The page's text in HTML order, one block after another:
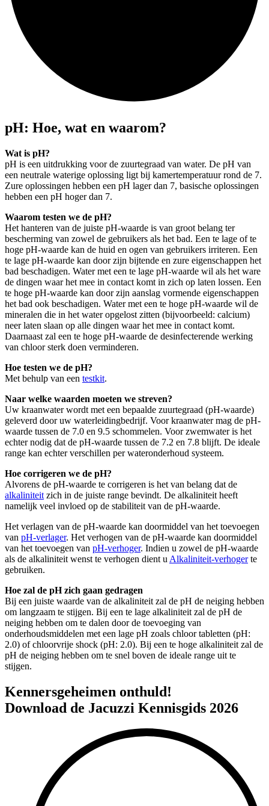
pH: Hoe, wat en waarom?
Wat is pH?
pH is een uitdrukking voor de zuurtegraad van water. De pH van
een neutrale waterige oplossing ligt bij kamertemperatuur rond de 7.
Zure oplossingen hebben een pH lager dan 7, basische oplossingen
hebben een pH hoger dan 7.
Waarom testen we de pH?
Het hanteren van de juiste pH-waarde is van groot belang ter
bescherming van zowel de gebruikers als het bad. Een te lage of te
hoge pH-waarde kan de huid en ogen van gebruikers irriteren. Een
te lage pH-waarde kan door zijn bijtende en zure eigenschappen het
bad beschadigen. Water met een te lage pH-waarde wil als het ware
de dingen waar het mee in contact komt in zich op laten lossen. Een
te hoge pH-waarde kan door zijn aanslag vormende eigenschappen
het bad ook beschadigen. Water met een te hoge pH-waarde wil de
mineralen die in het water opgelost zitten (bijvoorbeeld: calcium)
neer laten slaan op alle dingen waar het mee in contact komt.
Daarnaast zal een te hoge pH-waarde de desinfecterende werking
van chloor sterk doen verminderen.
Hoe testen we de pH?
Met behulp van een testkit.
Naar welke waarden moeten we streven?
Uw kraanwater wordt met een bepaalde zuurtegraad (pH-waarde)
geleverd door uw waterleidingbedrijf. Voor kraanwater mag de pH-
waarde tussen de 7.0 en 9.5 schommelen. Voor zwemwater is het
echter nodig dat de pH-waarde tussen de 7.2 en 7.8 blijft. De ideale
range kan echter verschillen per wateronderhoud systeem.
Hoe corrigeren we de pH?
Alvorens de pH-waarde te corrigeren is het van belang dat de
alkaliniteit zich in de juiste range bevindt. De alkaliniteit heeft
namelijk veel invloed op de stabiliteit van de pH-waarde.
Het verlagen van de pH-waarde kan doormiddel van het toevoegen
van pH-verlager. Het verhogen van de pH-waarde kan doormiddel
van het toevoegen van pH-verhoger. Indien u zowel de pH-waarde
als de alkaliniteit wenst te verhogen dient u Alkaliniteit-verhogerte
gebruiken.
Hoe zal de pH zich gaan gedragen
Bij een juiste waarde van de alkaliniteit zal de pH de neiging hebben
om langzaam te stijgen. Bij een te lage alkaliniteit zal de pH de
neiging hebben om te dalen door de toevoeging van
onderhoudsmiddelen met een lage pH zoals chloor tabletten (pH:
2.0) of chloorvrije shock (pH: 2.0). Bij een te hoge alkaliniteit zal de
pH de neiging hebben om te snel boven de ideale range uit te
stijgen.
Kennersgeheimen onthuld!
Download de Jacuzzi Kennisgids 2026